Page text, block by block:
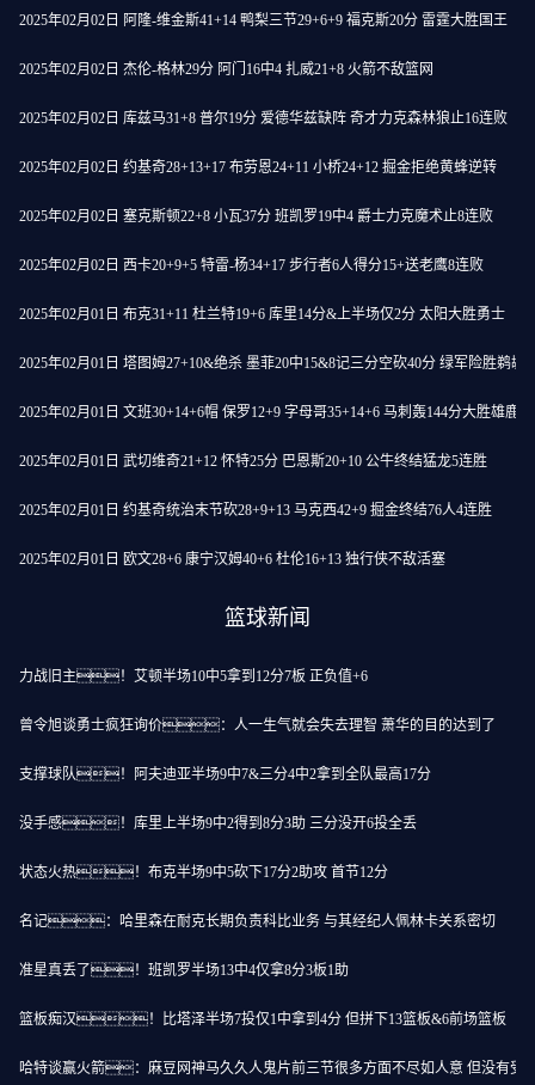
2025年02月02日 阿隆-维金斯41+14 鸭梨三节29+6+9 福克斯20分 雷霆大胜国王
2025年02月02日 杰伦-格林29分 阿门16中4 扎威21+8 火箭不敌篮网
2025年02月02日 库兹马31+8 普尔19分 爱德华兹缺阵 奇才力克森林狼止16连败
2025年02月02日 约基奇28+13+17 布劳恩24+11 小桥24+12 掘金拒绝黄蜂逆转
2025年02月02日 塞克斯顿22+8 小瓦37分 班凯罗19中4 爵士力克魔术止8连败
2025年02月02日 西卡20+9+5 特雷-杨34+17 步行者6人得分15+送老鹰8连败
2025年02月01日 布克31+11 杜兰特19+6 库里14分&上半场仅2分 太阳大胜勇士
2025年02月01日 塔图姆27+10&绝杀 墨菲20中15&8记三分空砍40分 绿军险胜鹈鹕
2025年02月01日 文班30+14+6帽 保罗12+9 字母哥35+14+6 马刺轰144分大胜雄鹿
2025年02月01日 武切维奇21+12 怀特25分 巴恩斯20+10 公牛终结猛龙5连胜
2025年02月01日 约基奇统治末节砍28+9+13 马克西42+9 掘金终结76人4连胜
2025年02月01日 欧文28+6 康宁汉姆40+6 杜伦16+13 独行侠不敌活塞
篮球新闻
力战旧主！艾顿半场10中5拿到12分7板 正负值+6
曾令旭谈勇士疯狂询价：人一生气就会失去理智 萧华的目的达到了
支撑球队！阿夫迪亚半场9中7&三分4中2拿到全队最高17分
没手感！库里上半场9中2得到8分3助 三分没开6投全丢
状态火热！布克半场9中5砍下17分2助攻 首节12分
名记：哈里森在耐克长期负责科比业务 与其经纪人佩林卡关系密切
准星真丢了！班凯罗半场13中4仅拿8分3板1助
篮板痴汉！比塔泽半场7投仅1中拿到4分 但拼下13篮板&6前场篮板
哈特谈赢火箭：麻豆网神马久久人鬼片前三节很多方面不尽如人意 但没有受